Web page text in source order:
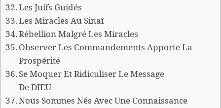
Les Juifs Guidés
Les Miracles Au Sinaï
Rébellion Malgré Les Miracles
Observer Les Commandements Apporte La
Prospérité
Se Moquer Et Ridiculiser Le Message
De DIEU
Nous Sommes Nés Avec Une Connaissance